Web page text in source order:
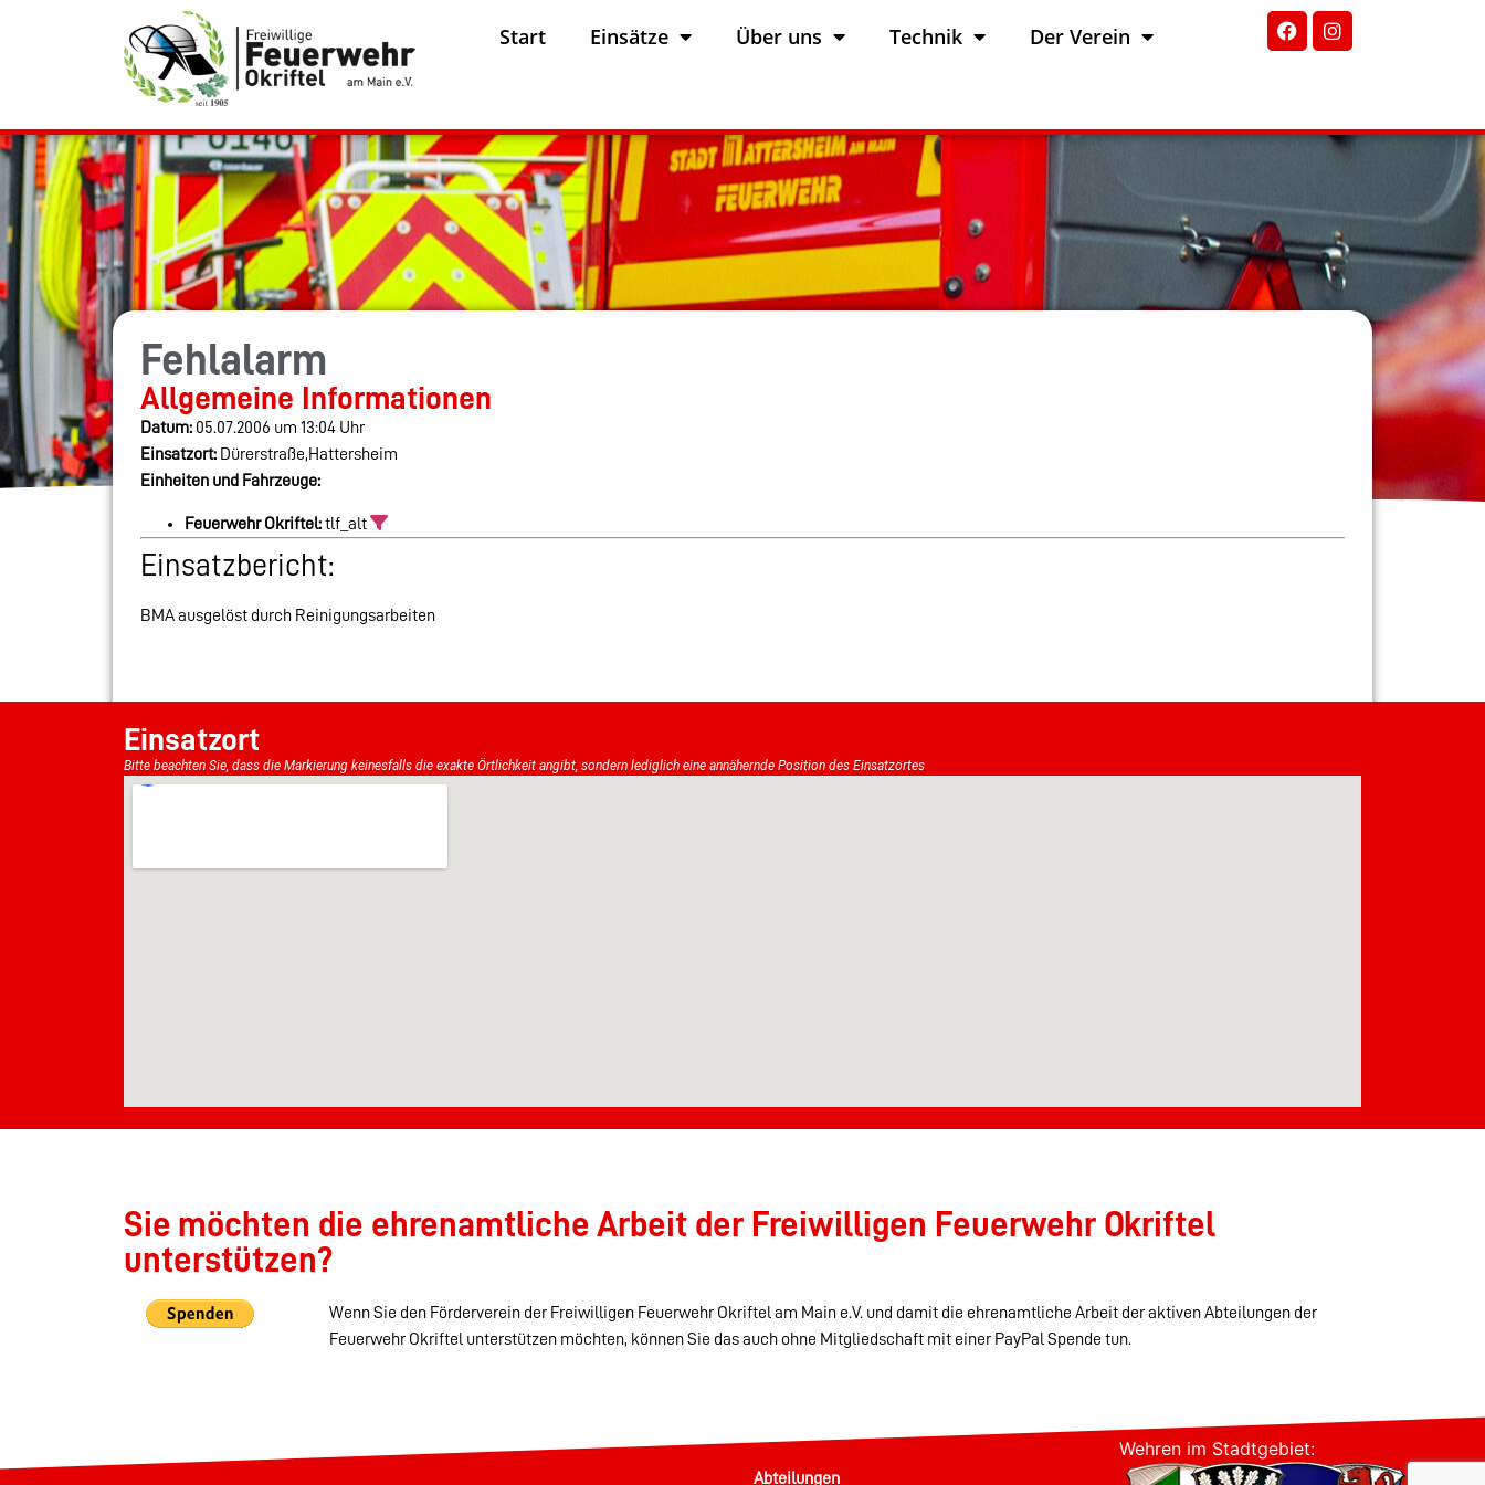
Start Einsätze Über uns Technik Der Verein
Fehlalarm
Allgemeine Informationen
Datum: 05.07.2006 um 13:04 Uhr
Einsatzort: Dürerstraße,Hattersheim
Einheiten und Fahrzeuge:
Feuerwehr Okriftel:tlf_alt
Einsatzbericht:
BMA ausgelöst durch Reinigungsarbeiten
Einsatzort
Bitte beachten Sie, dass die Markierung keinesfalls die exakte Örtlichkeit angibt, sondern lediglich eine annähernde Position des Einsatzortes
Sie möchten die ehrenamtliche Arbeit der Freiwilligen Feuerwehr Okriftel
unterstützen?
Wenn Sie den Förderverein der Freiwilligen Feuerwehr Okriftel am Main e.V. und damit die ehrenamtliche Arbeit der aktiven Abteilungen der
Feuerwehr Okriftel unterstützen möchten, können Sie das auch ohne Mitgliedschaft mit einer PayPal Spende tun.
Abteilungen
Wehren im Stadtgebiet: